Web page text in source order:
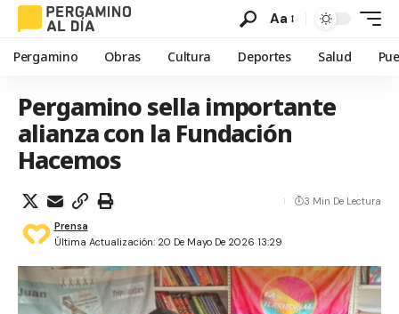
Aa
Pergamino Obras Cultura Deportes Salud
Pergamino sella importante
alianza con la Fundación
Hacemos
Última Actualización: 20 De Mayo De 2026 13:29
Prensa
3 Min De Lectura